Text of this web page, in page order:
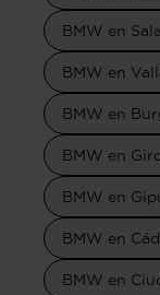
BMW en
BMW en
BMW en
BMW en
BMW en
BMW en
BMW en